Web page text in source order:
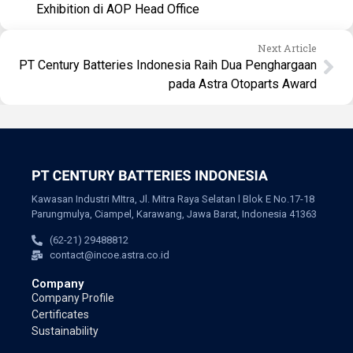
Exhibition di AOP Head Office
Next Article
PT Century Batteries Indonesia Raih Dua Penghargaan
pada Astra Otoparts Award
Kawasan Industri MItra, Jl. Mitra Raya Selatan l Blok E No.17-18
Parungmulya, Ciampel, Karawang, Jawa Barat, Indonesia 41363
(62-21) 29488812
contact@incoe.astra.co.id
Company
Company Profile
Certificates
Sustainability